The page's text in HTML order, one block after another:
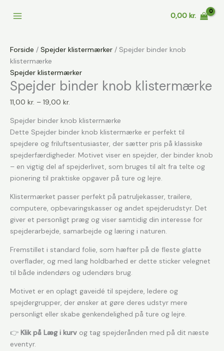
0,00kr.
Forside / Spejder klistermærker / Spejder binder knob
klistermærke
Spejder klistermærker
Spejder binder knob klistermærke
11,00 kr. – 19,00 kr.
til
19,00 kr.
Spejder binder knob klistermærke
Dette Spejder binder knob klistermærke er perfekt til
spejdere og friluftsentusiaster, der sætter pris på klassiske
spejderfærdigheder. Motivet viser en spejder, der binder knob
– en vigtig del af spejderlivet, som bruges til alt fra telte og
pionering til praktiske opgaver på ture og lejre.
Klistermærket passer perfekt på patruljekasser, trailere,
computere, opbevaringskasser og andet spejderudstyr. Det
giver et personligt præg og viser samtidig din interesse for
spejderarbejde, samarbejde og læring i naturen.
Fremstillet i standard folie, som hæfter på de fleste glatte
overflader, og med lang holdbarhed er dette sticker velegnet
til både indendørs og udendørs brug.
Motivet er en oplagt gaveidé til spejdere, ledere og
spejdergrupper, der ønsker at gøre deres udstyr mere
personligt eller skabe genkendelighed på ture og lejre.
👉 Klik på Læg i kurv og tag spejderånden med på dit næste
eventyr.